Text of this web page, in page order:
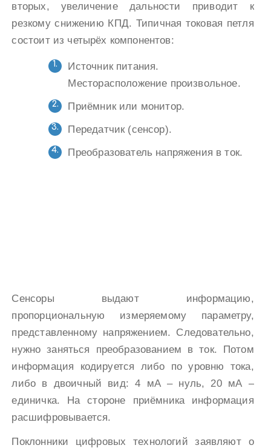
вторых, увеличение дальности приводит к
резкому снижению КПД. Типичная токовая петля
состоит из четырёх компонентов:
Источник питания.
Месторасположение произвольное.
Приёмник или монитор.
Передатчик (сенсор).
Преобразователь напряжения в ток.
Сенсоры выдают информацию,
пропорциональную измеряемому параметру,
представленному напряжением. Следовательно,
нужно заняться преобразованием в ток. Потом
информация кодируется либо по уровню тока,
либо в двоичный вид: 4 мА – нуль, 20 мА –
единичка. На стороне приёмника информация
расшифровывается.
Поклонники цифровых технологий заявляют о